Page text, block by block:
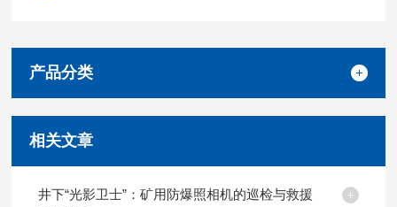
产品分类
相关文章
井下“光影卫士”：矿用防爆照相机的巡检与救援